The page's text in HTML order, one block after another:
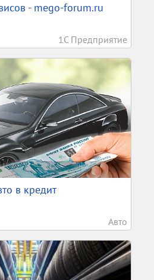
- mego-forum.ru
1С Предприятие
в кредит
Авто